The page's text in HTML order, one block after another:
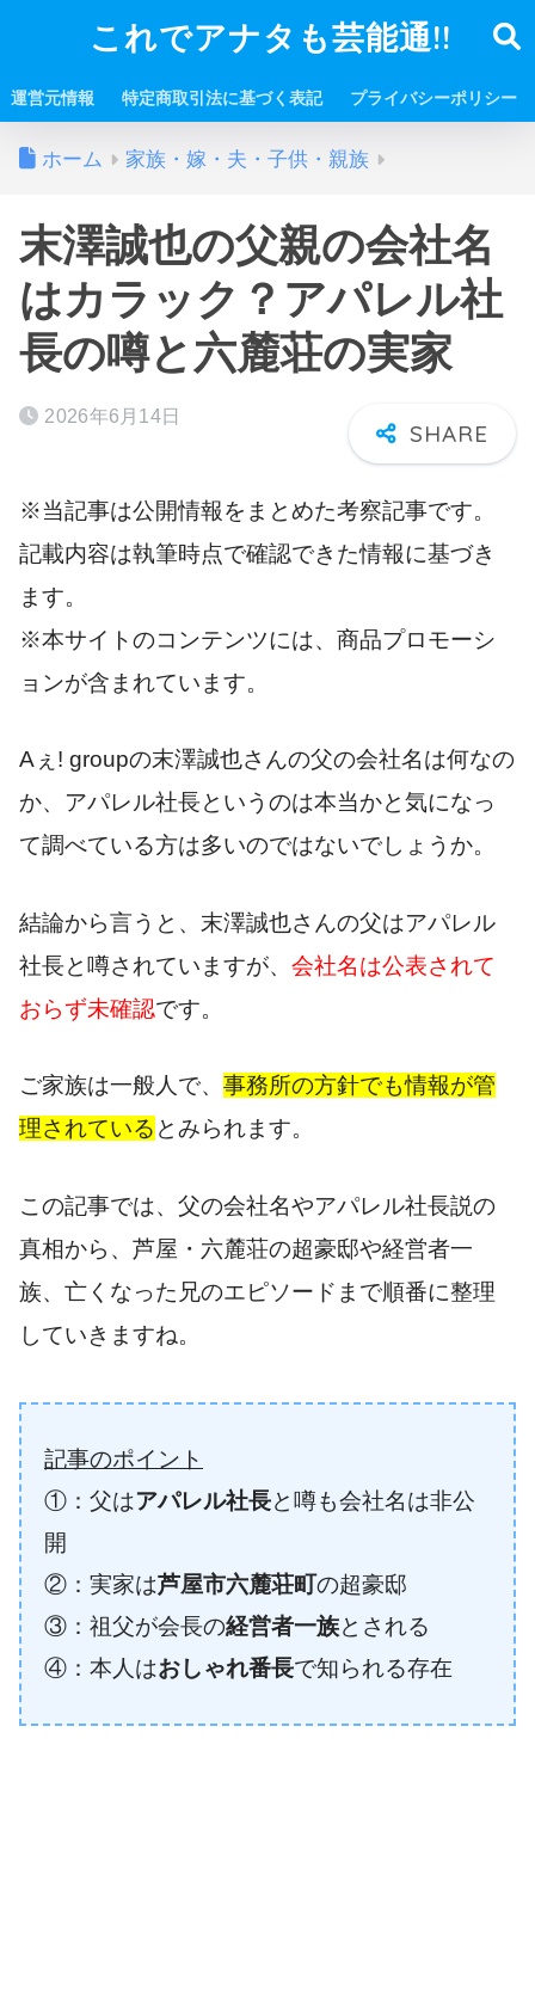
これでアナタも芸能通!!
運営元情報 特定商取引法に基づく表記 プライバシーポリシー
ホーム 家族・嫁・夫・子供・親族
末澤誠也の父親の会社名
はカラック？アパレル社
長の噂と六麓荘の実家
2026年6月14日
※当記事は公開情報をまとめた考察記事です。
記載内容は執筆時点で確認できた情報に基づき
ます。
※本サイトのコンテンツには、商品プロモーシ
ョンが含まれています。
Aぇ! groupの末澤誠也さんの父の会社名は何なの
か、アパレル社長というのは本当かと気になっ
て調べている方は多いのではないでしょうか。
結論から言うと、末澤誠也さんの父はアパレル
社長と噂されていますが、 会社名は公表されて
おらず未確認です。
ご家族は一般人で、 事務所の方針でも情報が管
理されている とみられます。
この記事では、父の会社名やアパレル社長説の
真相から、芦屋・六麓荘の超豪邸や経営者一
族、亡くなった兄のエピソードまで順番に整理
していきますね。
記事のポイント
①：父はアパレル社長と噂も会社名は非公
開
②：実家は芦屋市六麓荘町の超豪邸
③：祖父が会長の経営者一族とされる
④：本人はおしゃれ番長で知られる存在